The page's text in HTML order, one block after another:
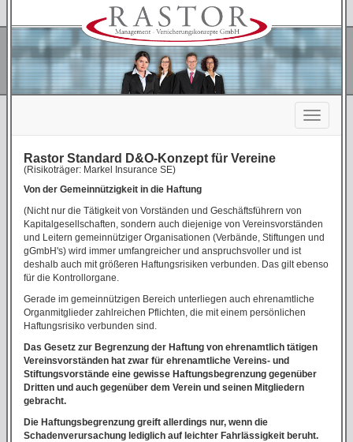
Rastor Standard D&O-Konzept für Vereine
(Risikoträger: Markel Insurance SE)
Von der Gemeinnützigkeit in die Haftung
(Nicht nur die Tätigkeit von Vorständen und Geschäftsführern von
Kapitalgesellschaften, sondern auch diejenige von Vereinsvorständen
und Leitern gemeinnütziger Organisationen (Verbände, Stiftungen und
gGmbH's) wird immer umfangreicher und anspruchsvoller und ist
deshalb auch mit größeren Haftungsrisiken verbunden. Das gilt ebenso
für die Kontrollorgane.
Gerade im gemeinnützigen Bereich unterliegen auch ehrenamtliche
Organmitglieder zahlreichen Pflichten, die mit einem persönlichen
Haftungsrisiko verbunden sind.
Das Gesetz zur Begrenzung der Haftung von ehrenamtlich tätigen
Vereinsvorständen hat zwar für ehrenamtliche Vereins- und
Stiftungsvorstände eine gewisse Haftungsbegrenzung gegenüber
Dritten und auch gegenüber dem Verein und seinen Mitgliedern
gebracht.
Die Haftungsbegrenzung greift allerdings nur, wenn die
Schadenverursachung lediglich auf leichter Fahrlässigkeit beruht.